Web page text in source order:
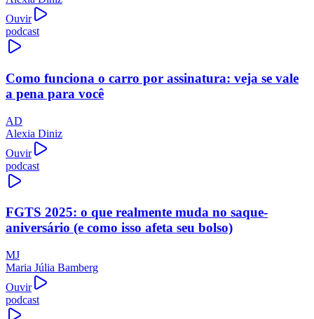
Ouvir
podcast
Como funciona o carro por assinatura: veja se vale
a pena para você
AD
Alexia Diniz
Ouvir
podcast
FGTS 2025: o que realmente muda no saque-
aniversário (e como isso afeta seu bolso)
MJ
Maria Júlia Bamberg
Ouvir
podcast